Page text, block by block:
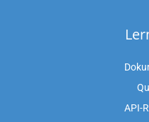
API-